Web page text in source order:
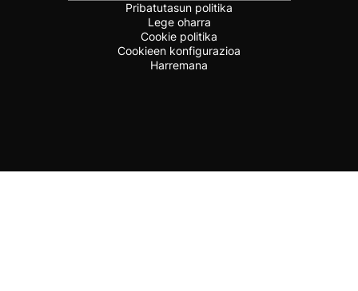
Pribatutasun politika
Lege oharra
Cookie politika
Cookieen konfigurazioa
Harremana